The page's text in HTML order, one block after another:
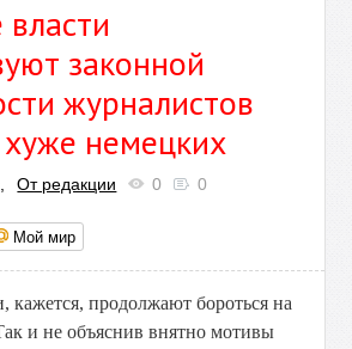
власти
законной
журналистов
хуже немецких
От редакции 0 0
Мой мир
кажется, продолжают бороться на
и не объяснив внятно мотивы